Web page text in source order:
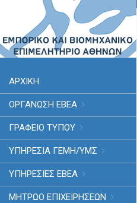
ΑΡΧΙΚΗ
ΟΡΓΑΝΩΣΗ ΕΒΕΑ
ΓΡΑΦΕΙΟ ΤΥΠΟΥ
ΥΠΗΡΕΣΊΑ ΓΕΜΗ/ΥΜΣ
ΥΠΗΡΕΣΙΕΣ ΕΒΕΑ
ΜΗΤΡΩΟ ΕΠΙΧΕΙΡΗΣΕΩΝ